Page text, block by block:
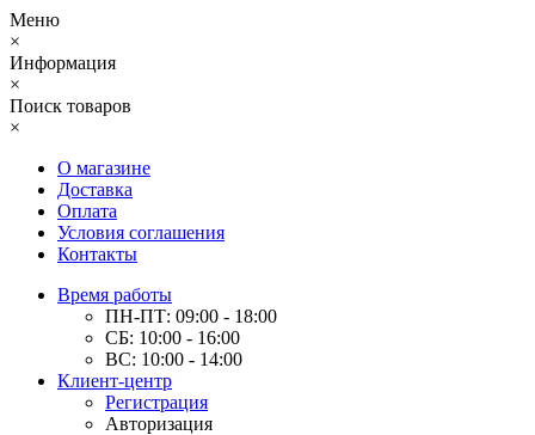
Меню
×
Информация
×
Поиск товаров
×
О магазине
Доставка
Оплата
Условия соглашения
Контакты
Время работы
ПН-ПТ: 09:00 - 18:00
СБ: 10:00 - 16:00
ВС: 10:00 - 14:00
Клиент-центр
Регистрация
Авторизация